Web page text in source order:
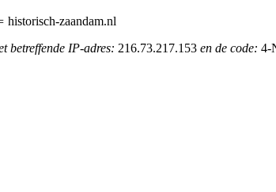
historisch-zaandam.nl
betreffende IP-adres: 216.73.217.153 en de code: 4-